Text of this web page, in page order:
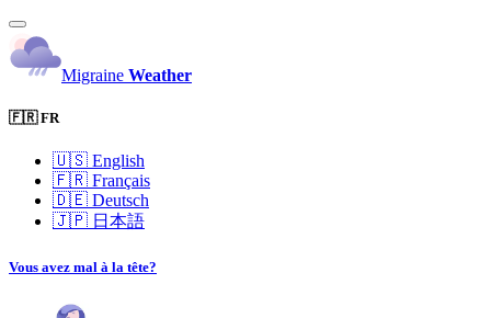
Migraine Weather
🇫🇷 FR
🇺🇸 English
🇫🇷 Français
🇩🇪 Deutsch
🇯🇵 日本語
Vous avez mal à la tête?